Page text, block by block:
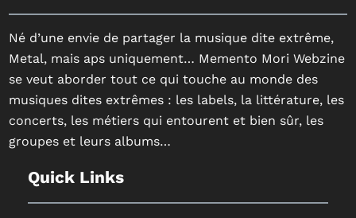
Né d’une envie de partager la musique dite extrême,
Metal, mais aps uniquement… Memento Mori Webzine
se veut aborder tout ce qui touche au monde des
musiques dites extrêmes : les labels, la littérature, les
concerts, les métiers qui entourent et bien sûr, les
groupes et leurs albums…
Quick Links